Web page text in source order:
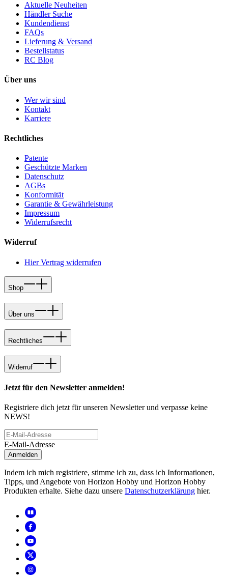
Aktuelle Neuheiten
Händler Suche
Kundendienst
FAQs
Lieferung & Versand
Bestellstatus
RC Blog
Über uns
Wer wir sind
Kontakt
Karriere
Rechtliches
Patente
Geschützte Marken
Datenschutz
AGBs
Konformität
Garantie & Gewährleistung
Impressum
Widerrufsrecht
Widerruf
Hier Vertrag widerrufen
Shop
Über uns
Rechtliches
Widerruf
Jetzt für den Newsletter anmelden!
Registriere dich jetzt für unseren Newsletter und verpasse keine
NEWS!
E-Mail-Adresse
Anmelden
Indem ich mich registriere, stimme ich zu, dass ich Informationen,
Tipps, und Angebote von Horizon Hobby und Horizon Hobby
Produkten erhalte. Siehe dazu unsere Datenschutzerklärung hier.